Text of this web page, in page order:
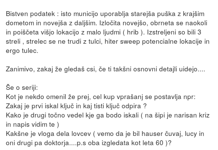
Bistven podatek : isto municijo uporablja starejša puška z krajšim
dometom in novejša z daljšim. Izločita novejšo, obrneta se naokoli
in poiščeta višjo lokacijo z malo ljudmi ( hrib ). Izstreljeni so bili 3
streli , strelec se ne trudi z tulci, hiter sweep potencialne lokacije in
ergo tulec.
Zanimivo, zakaj že gledaš csi, če ti takšni osnovni detajli uidejo....
Še o seriji:
Kot je nekdo omenil že prej, cel kup vprašanj se postavlja npr:
Zakaj je prvi iskal ključ in kaj tisti ključ odpira ?
Kako je drugi točno vedel kje ga bodo iskali ( na šipi je narisan kriz
in napis vidim te )
Kakšne je vloga dela lovcev ( vemo da je bil hauser čuvaj, lucy in
oni drugi pa doktorja....p.s oba izgledata kot leta 60 )?